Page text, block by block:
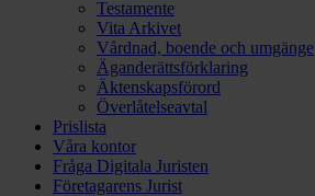
Testamente
Vita Arkivet
Vårdnad, boende och umgänge
Äganderättsförklaring
Äktenskapsförord
Överlåtelseavtal
Prislista
Våra kontor
Fråga Digitala Juristen
Företagarens Jurist